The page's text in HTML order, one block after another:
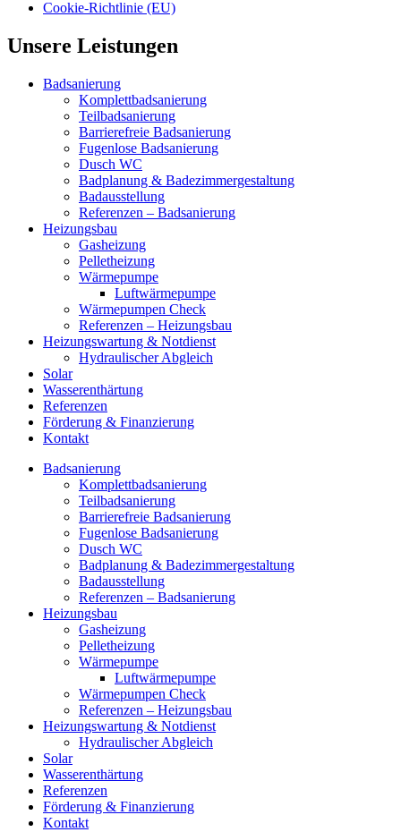
Cookie-Richtlinie (EU)
Unsere Leistungen
Badsanierung
Komplettbadsanierung
Teilbadsanierung
Barrierefreie Badsanierung
Fugenlose Badsanierung
Dusch WC
Badplanung & Badezimmergestaltung
Badausstellung
Referenzen – Badsanierung
Heizungsbau
Gasheizung
Pelletheizung
Wärmepumpe
Luftwärmepumpe
Wärmepumpen Check
Referenzen – Heizungsbau
Heizungswartung & Notdienst
Hydraulischer Abgleich
Solar
Wasserenthärtung
Referenzen
Förderung & Finanzierung
Kontakt
Badsanierung
Komplettbadsanierung
Teilbadsanierung
Barrierefreie Badsanierung
Fugenlose Badsanierung
Dusch WC
Badplanung & Badezimmergestaltung
Badausstellung
Referenzen – Badsanierung
Heizungsbau
Gasheizung
Pelletheizung
Wärmepumpe
Luftwärmepumpe
Wärmepumpen Check
Referenzen – Heizungsbau
Heizungswartung & Notdienst
Hydraulischer Abgleich
Solar
Wasserenthärtung
Referenzen
Förderung & Finanzierung
Kontakt